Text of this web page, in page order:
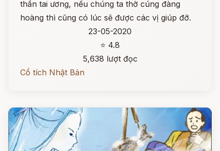
thần tai ương, nếu chúng ta thờ cúng đàng
hoàng thì cũng có lúc sẽ được các vị giúp đỡ.
23-05-2020
⭐ 4.8
5,638 lượt đọc
Cổ tích Nhật Bản